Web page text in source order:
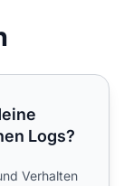
Was siehst
Logs?
Verhalten